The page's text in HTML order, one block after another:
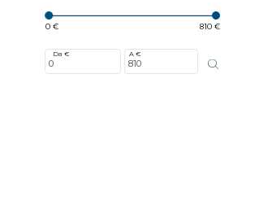
0 € 810 €
Da € A €